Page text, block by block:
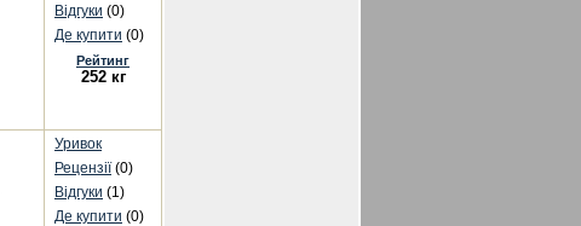
Відгуки (0)
Де купити (0)
Рейтинг
252 кг
Уривок
Рецензії(0)
Відгуки (1)
Де купити (0)